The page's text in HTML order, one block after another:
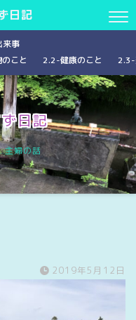
日記
来事
こと
2.2-健康のこと 2.3-
日記
主婦の話
2019年5月12日